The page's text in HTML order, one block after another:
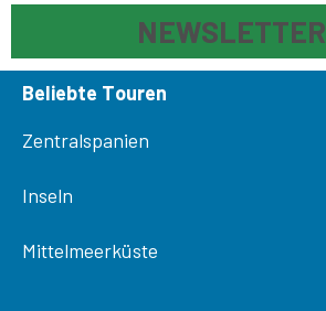
NEWSLETTER
Beliebte Touren
Zentralspanien
Inseln
Mittelmeerküste